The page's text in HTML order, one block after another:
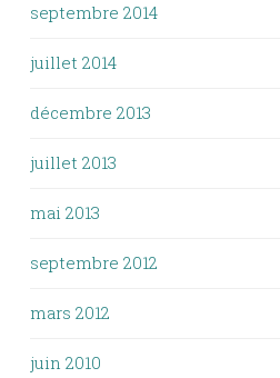
septembre 2014
juillet 2014
décembre 2013
juillet 2013
mai 2013
septembre 2012
mars 2012
juin 2010